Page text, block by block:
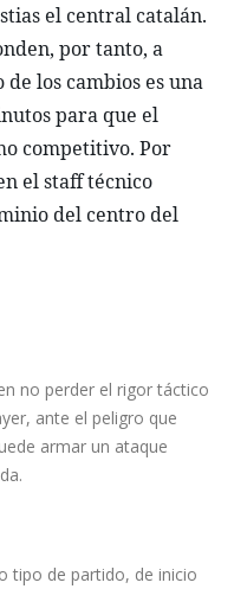
el central catalán.
por tanto, a
de los cambios es una
para que el
competitivo. Por
el staff técnico
del centro del
no perder el rigor táctico
ante el peligro que
armar un ataque
tipo de partido, de inicio